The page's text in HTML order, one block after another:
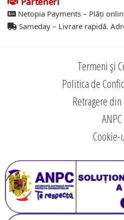
Netopia Payments – Plăți
Sameday – Livrare rapidă.
Termeni și
Politica de
Retragere
ANPC
Cookie-